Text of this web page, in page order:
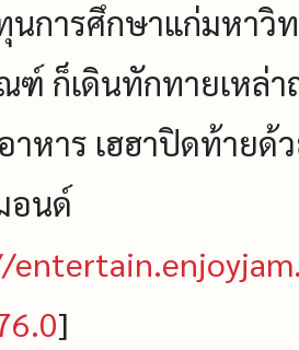
นการศึกษาแก่มหาวิ
ฑ์ ก็เดินทักทายเหล่
หาร เฮฮาปิดท้ายด้
อนด์
]